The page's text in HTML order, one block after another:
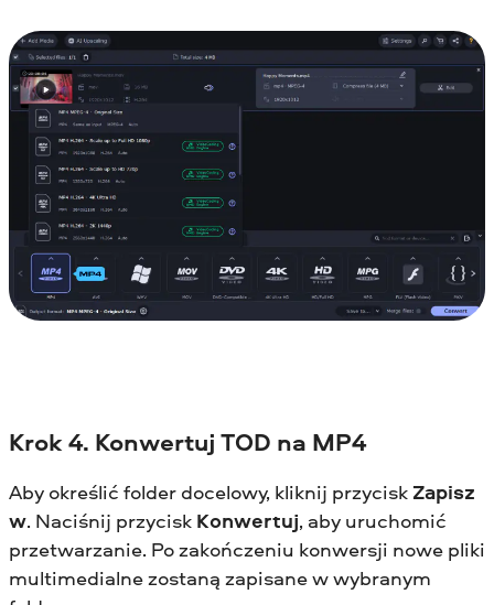
Krok 4. Konwertuj TOD na MP4
Aby określić folder docelowy, kliknij przycisk Zapisz
w. Naciśnij przycisk Konwertuj, aby uruchomić
przetwarzanie. Po zakończeniu konwersji nowe pliki
multimedialne zostaną zapisane w wybranym